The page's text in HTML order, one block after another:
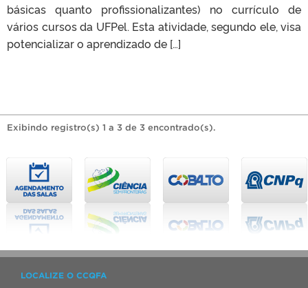
básicas quanto profissionalizantes) no currículo de
vários cursos da UFPel. Esta atividade, segundo ele, visa
potencializar o aprendizado de […]
Exibindo registro(s) 1 a 3 de 3 encontrado(s).
LOCALIZE O CCQFA